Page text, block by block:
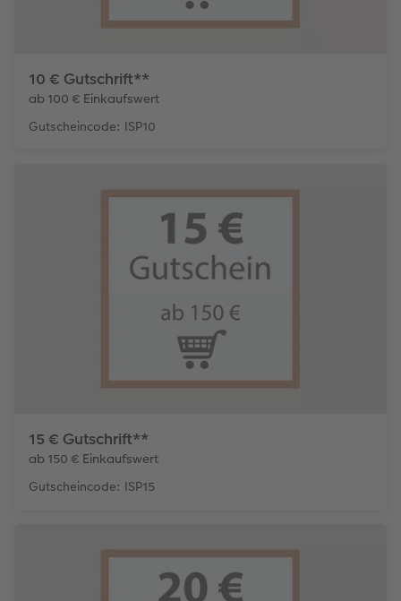
10 € Gutschrift**
ab 100 € Einkaufswert
Gutscheincode: ISP10
15 € Gutschrift**
ab 150 € Einkaufswert
Gutscheincode: ISP15